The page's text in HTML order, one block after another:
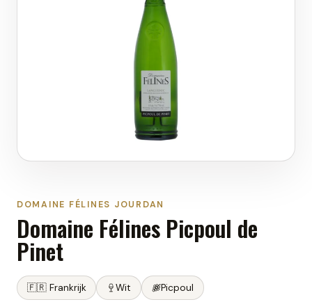
DOMAINE FÉLINES JOURDAN
Domaine Félines Picpoul de
Pinet
🇫🇷 Frankrijk Wit Picpoul